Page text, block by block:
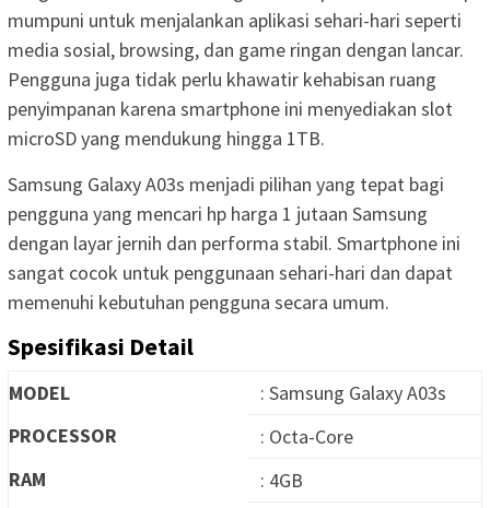
mumpuni untuk menjalankan aplikasi sehari-hari seperti
media sosial, browsing, dan game ringan dengan lancar.
Pengguna juga tidak perlu khawatir kehabisan ruang
penyimpanan karena smartphone ini menyediakan slot
microSD yang mendukung hingga 1TB.
Samsung Galaxy A03s menjadi pilihan yang tepat bagi
pengguna yang mencari hp harga 1 jutaan Samsung
dengan layar jernih dan performa stabil. Smartphone ini
sangat cocok untuk penggunaan sehari-hari dan dapat
memenuhi kebutuhan pengguna secara umum.
Spesifikasi Detail
MODEL
: Samsung Galaxy A03s
PROCESSOR
: Octa-Core
RAM
: 4GB